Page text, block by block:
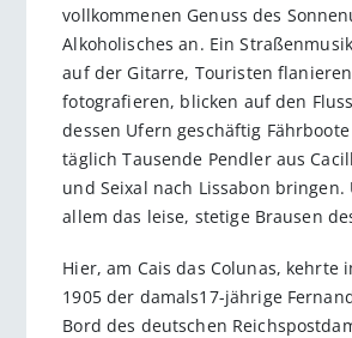
vollkommenen Genuss des
Alkoholisches an. Ein
auf der Gitarre, Touristen
fotografieren, blicken auf den
dessen Ufern geschäftig
täglich Tausende Pendler aus
und Seixal nach Lissabon bringen.
allem das leise, stetige Brausen
Hier, am Cais das Colunas, kehrte
1905 der damals17-jährige
Bord des deutschen